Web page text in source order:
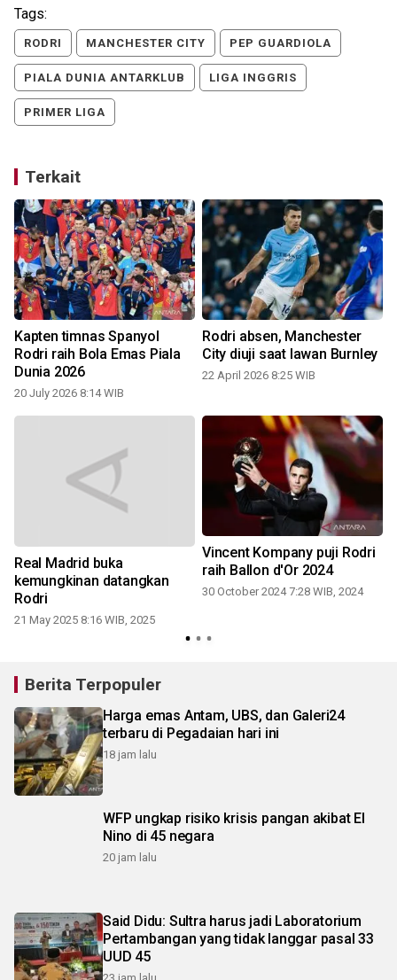
Tags:
RODRI MANCHESTER CITY PEP GUARDIOLA
PIALA DUNIA ANTARKLUB LIGA INGGRIS
PRIMER LIGA
Terkait
Kapten timnas Spanyol
Rodri raih Bola Emas Piala
Dunia 2026
20 July 2026 8:14 WIB
Rodri absen, Manchester
City diuji saat lawan Burnley
22 April 2026 8:25 WIB
Real Madrid buka
kemungkinan datangkan
Rodri
21 May 2025 8:16 WIB, 2025
Vincent Kompany puji Rodri
raih Ballon d'Or 2024
30 October 2024 7:28 WIB, 2024
Berita Terpopuler
Harga emas Antam, UBS, dan Galeri24
terbaru di Pegadaian hari ini
18 jam lalu
WFP ungkap risiko krisis pangan akibat El
Nino di 45 negara
20 jam lalu
Said Didu: Sultra harus jadi Laboratorium
Pertambangan yang tidak langgar pasal 33
UUD 45